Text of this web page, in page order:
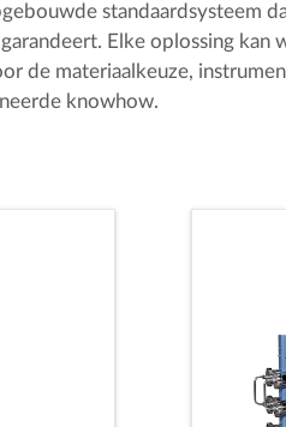
standaardsysteem
Elke oplossing kan
de materiaalkeuze,
knowhow.